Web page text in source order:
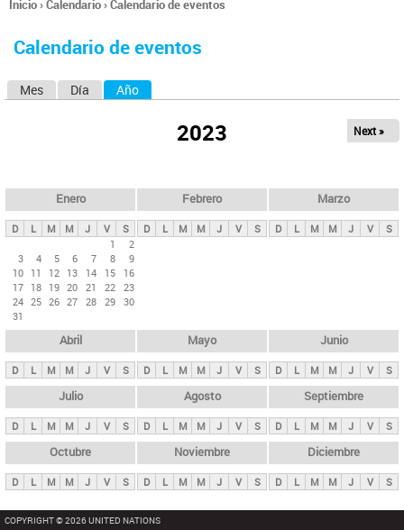
d
Se
usted
Inicio›Calendario›Calendario de eventos
Calendario de eventos
s
p
n
c
i
p
l
e
s
Mes Día Año
2023 Next »
Enero
D L M M J V
S
1
2
3
4 5 6 7 8
9
10 11 12 13 14 15
16
17 18 19 20 21 22 23
24 25 26 27 28 29 30
31
Febrero
D L M M J V S
Marzo
D L M M J V S
Abril
D L M M J V S
Mayo
D L M M J V S
Junio
D L M M J V S
Julio
D L M M J V S
Agosto
D L M M J V S
Septiembre
D L M M J V S
Octubre
D L M M J V S
Noviembre
D L M M J V S
Diciembre
D L M M J V S
COPYRIGHT © 2026 UNITED NATIONS